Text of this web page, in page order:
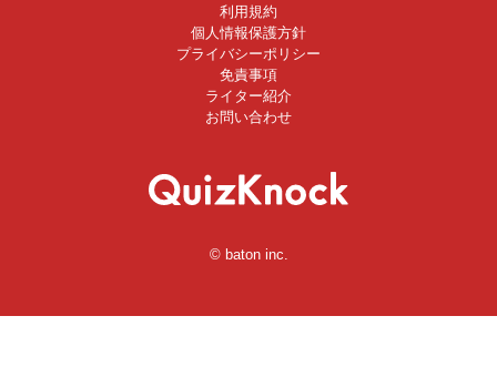
利用規約
個人情報保護方針
プライバシーポリシー
免責事項
ライター紹介
お問い合わせ
© baton inc.